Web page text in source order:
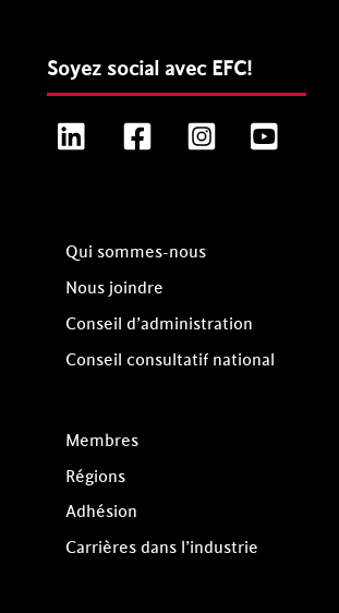
Soyez social avec EFC!
LinkedIn FacebookInstagram
Qui sommes-nous
Nous joindre
Conseil d’administration
Conseil consultatif national
Membres
Régions
Adhésion
Carrières dans l’industrie